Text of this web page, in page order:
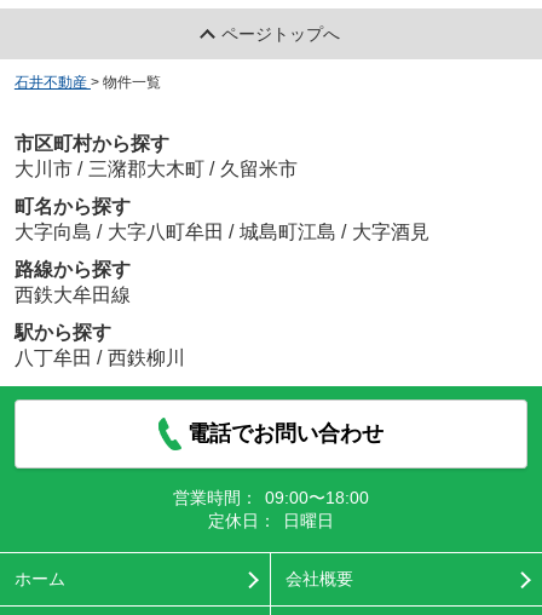
ページトップへ
石井不動産 > 物件一覧
市区町村から探す
大川市 / 三潴郡大木町 / 久留米市
町名から探す
大字向島 / 大字八町牟田 / 城島町江島 / 大字酒見
路線から探す
西鉄大牟田線
駅から探す
八丁牟田 / 西鉄柳川
電話でお問い合わせ
営業時間：
09:00〜18:00
定休日：
日曜日
ホーム 会社概要